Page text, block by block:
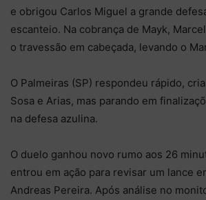
e obrigou Carlos Miguel a grande
escanteio. Na cobrança de Mayk,
o travessão em cabeçada, levando o
O Palmeiras (SP) respondeu rápido,
Sosa e Arias, mas parando em
na defesa azulina.
O duelo ganhou novo rumo aos 26
entrou em ação para revisar um lance
Andreas Pereira. Após análise no